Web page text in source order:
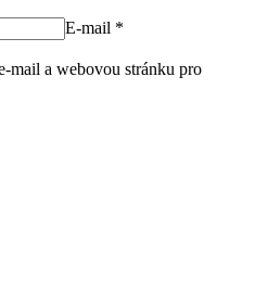
E-mail *
mail a webovou stránku pro